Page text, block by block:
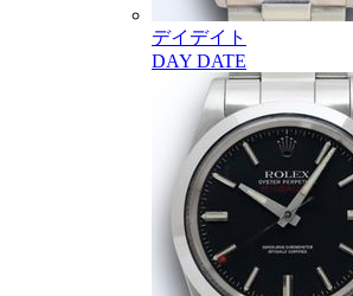
デイデイト
DAY DATE